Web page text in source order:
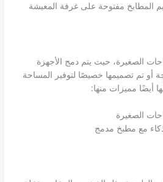
المطابخ مفتوحة على غرفة المعيشة
الصغيرة، حيث يتم دمج الأجهزة
أو تم تصميمها خصيصًا لتوفير المساحة
أيضًا مميزات منها:
الصغيرة
مع مطبخ مدمج